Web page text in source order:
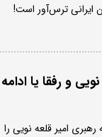
ایرانی ترس‌آور است!
و رفقا یا ادامه
امیر قلعه نویی را